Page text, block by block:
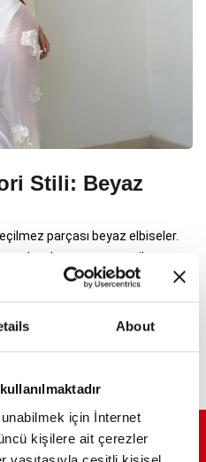
About
için İnternet
kişilere ait çerezler
Stili: Beyaz
parçası beyaz elbiseler.
çıkan bu zamansız stil
bakalım.